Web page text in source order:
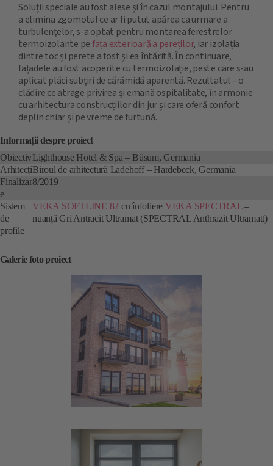
Soluții speciale au fost alese și în cazul montajului. Pentru
a elimina zgomotul ce ar fi putut apărea ca urmare a
turbulențelor, s-a optat pentru montarea ferestrelor
termoizolante pefața exterioară a pereților, iar izolația
dintre toc și perete a fost și ea întărită. În continuare,
fațadele au fost acoperite cu termoizolație, peste care s-au
aplicat plăci subțiri de cărămidă aparentă. Rezultatul – o
clădire ce atrage privirea și emană ospitalitate, în armonie
cu arhitectura construcțiilor din jur și care oferă confort
deplin chiar și pe vreme de furtună.
Informații despre proiect
ObiectivLighthouse Hotel & Spa – Büsum, Germania
ArhitecțiBiroul de arhitectură Ladehoff – Hardebeck, Germania
Finalizar
e
8/2019
Sistem
de
profile
VEKA SOFTLINE 82 cu înfoliere VEKA SPECTRAL–
nuanță Gri Antracit Ultramat (SPECTRAL Anthrazit Ultramatt)
Galerie foto proiect